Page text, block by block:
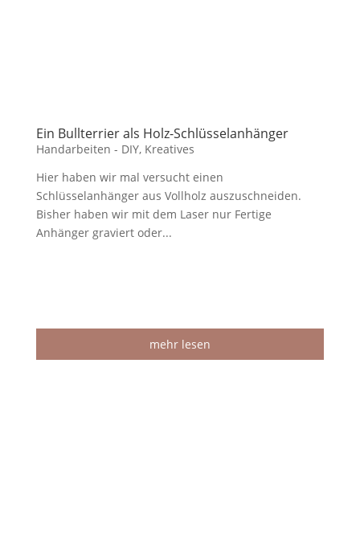
Ein Bullterrier als Holz-Schlüsselanhänger
Handarbeiten - DIY, Kreatives
Hier haben wir mal versucht einen
Schlüsselanhänger aus Vollholz auszuschneiden.
Bisher haben wir mit dem Laser nur Fertige
Anhänger graviert oder...
mehr lesen